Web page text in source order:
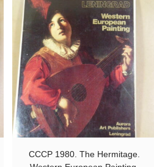
СССР 1980. The Hermitage.